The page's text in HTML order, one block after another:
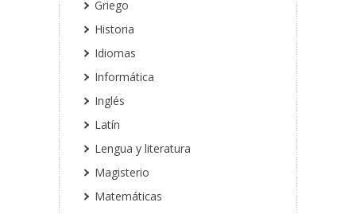
Griego
Historia
Idiomas
Informática
Inglés
Latín
Lengua y literatura
Magisterio
Matemáticas